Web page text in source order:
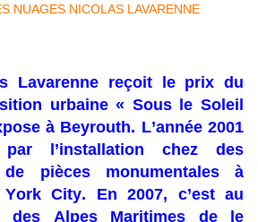
Lavarenne reçoit le prix du
urbaine « Sous le Soleil
à Beyrouth. L’année 2001
l’installation chez des
de pièces monumentales à
City. En 2007, c’est au
des Alpes Maritimes de le